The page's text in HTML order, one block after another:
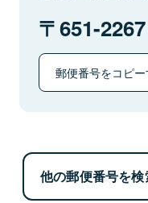
651-2267
郵便番号をコピー
他の郵便番号を検